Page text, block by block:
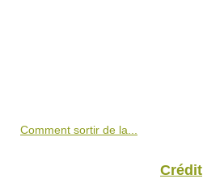
Comment sortir de la...
Crédit